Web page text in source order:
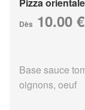
Pizza orientale
Dès 10.00 €
Base sauce
oignons, oeuf